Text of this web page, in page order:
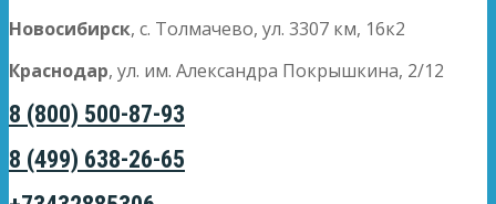
Новосибирск, с. Толмачево, ул. 3307 км, 16к2
Краснодар, ул. им. Александра Покрышкина, 2/12
8 (800) 500-87-93
8 (499) 638-26-65